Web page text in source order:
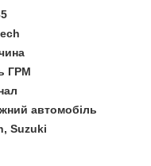
ГРМ
автомобіль
Suzuki